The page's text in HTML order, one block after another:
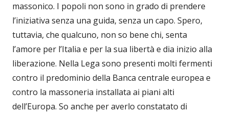
massonico. I popoli non sono in grado di prendere
l’iniziativa senza una guida, senza un capo. Spero,
tuttavia, che qualcuno, non so bene chi, senta
l’amore per l’Italia e per la sua libertà e dia inizio alla
liberazione. Nella Lega sono presenti molti fermenti
contro il predominio della Banca centrale europea e
contro la massoneria installata ai piani alti
dell’Europa. So anche per averlo constatato di